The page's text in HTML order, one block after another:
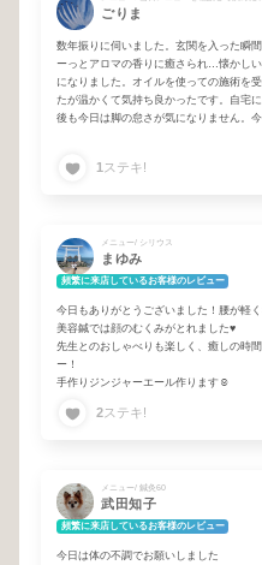
ごりま
数年振りに伺いました。玄関を入った瞬
ーっとアロマの香りに癒さられ…懐かし
になりました。オイルを使っての施術を受
たが温かくて気持ち良かったです。自宅
後も今日は脚の怠さが気になりません。今
1 ステキ!
メニュー/ シリウス
まゆみ
頻繁に来店しているお客様のレビュー
今日もありがとうございました！腰が軽く
美容鍼では顔のむくみがとれました♥
先生とのおしゃべりも楽しく、癒しの時
ー！
手作りジンジャーエール作ります☺️
2ステキ!
メニュー/ 鍼灸60
武田知子
頻繁に来店しているお客様のレビュー
今日は体の不調でお願いしました